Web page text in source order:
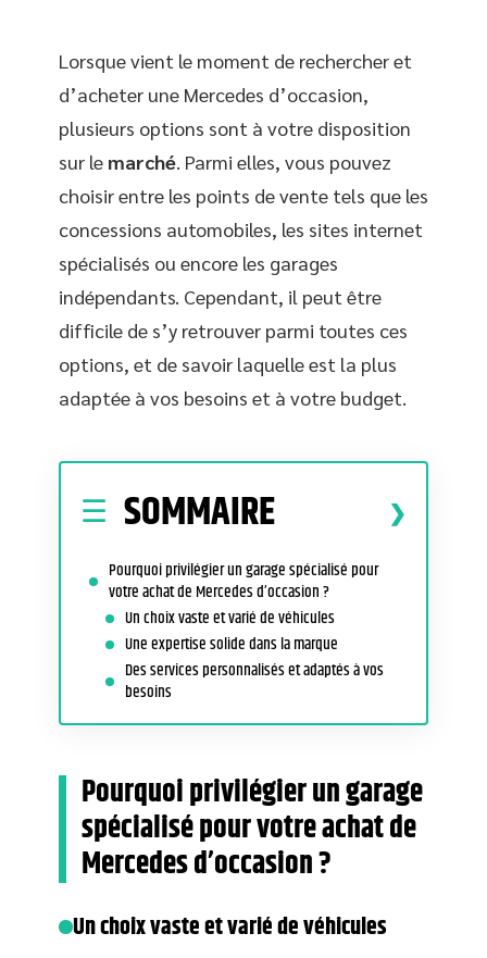
Lorsque vient le moment de rechercher et
d’acheter une Mercedes d’occasion,
plusieurs options sont à votre disposition
sur le marché. Parmi elles, vous pouvez
choisir entre les points de vente tels que les
concessions automobiles, les sites internet
spécialisés ou encore les garages
indépendants. Cependant, il peut être
difficile de s’y retrouver parmi toutes ces
options, et de savoir laquelle est la plus
adaptée à vos besoins et à votre budget.
SOMMAIRE
Pourquoi privilégier un garage spécialisé pour
votre achat de Mercedes d’occasion ?
Un choix vaste et varié de véhicules
Une expertise solide dans la marque
Des services personnalisés et adaptés à vos
besoins
Pourquoi privilégier un garage
spécialisé pour votre achat de
Mercedes d’occasion ?
Un choix vaste et varié de véhicules